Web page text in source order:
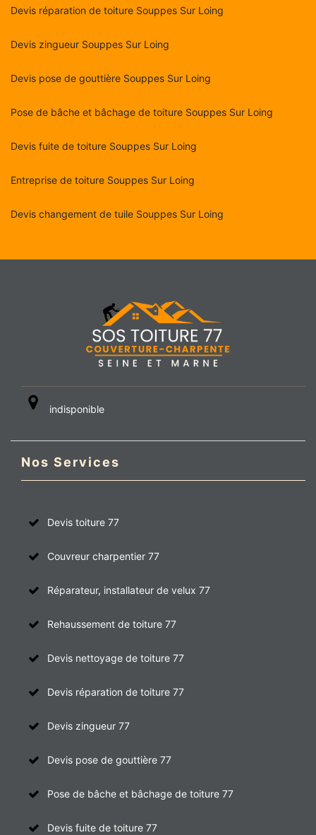
Devis réparation de toiture Souppes Sur Loing
Devis zingueur Souppes Sur Loing
Devis pose de gouttière Souppes Sur Loing
Pose de bâche et bâchage de toiture Souppes Sur Loing
Devis fuite de toiture Souppes Sur Loing
Entreprise de toiture Souppes Sur Loing
Devis changement de tuile Souppes Sur Loing
indisponible
Nos Services
Devis toiture 77
Couvreur charpentier 77
Réparateur, installateur de velux 77
Rehaussement de toiture 77
Devis nettoyage de toiture 77
Devis réparation de toiture 77
Devis zingueur 77
Devis pose de gouttière 77
Pose de bâche et bâchage de toiture 77
Devis fuite de toiture 77